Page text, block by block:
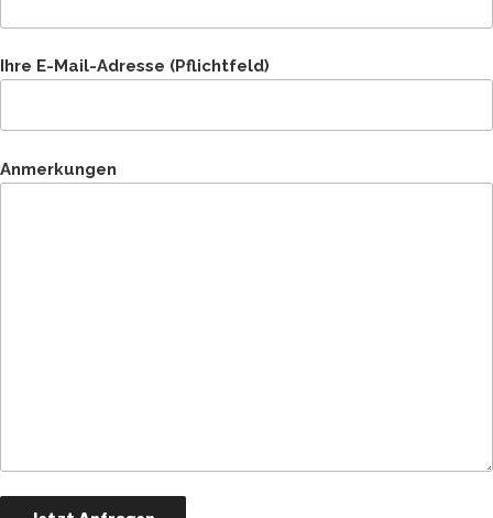
Ihre E-Mail-Adresse (Pflichtfeld)
Anmerkungen